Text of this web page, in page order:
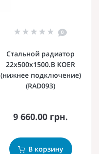
0
Стальной радиатор
22х500х1500.B KOER
(нижнее подключение)
(RAD093)
9 660.00 грн.
В корзину